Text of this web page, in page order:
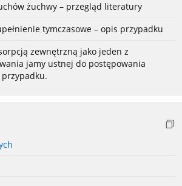
żuchwy – przegląd literatury
tymczasowe – opis przypadku
zewnętrzną jako jeden z
jamy ustnej do postępowania